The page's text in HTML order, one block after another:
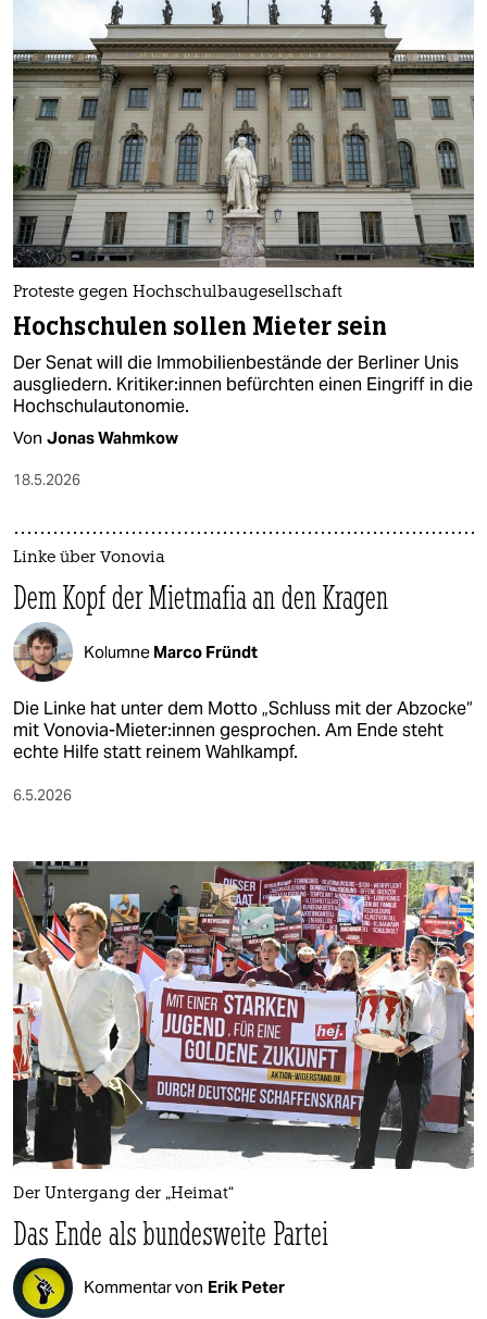
Proteste gegen Hochschulbaugesellschaft
Hochschulen sollen Mieter sein
Der Senat will die Immobilienbestände der Berliner Unis
ausgliedern. Kri­ti­ke­r:in­nen befürchten einen Eingriff in die
Hochschulautonomie.
Von Jonas Wahmkow
18.5.2026
Linke über Vonovia
Dem Kopf der Mietmafia an den Kragen
Kolumne Marco Fründt
Die Linke hat unter dem Motto „Schluss mit der Abzocke“
mit Vonovia-Mieter:innen gesprochen. Am Ende steht
echte Hilfe statt reinem Wahlkampf.
6.5.2026
Der Untergang der „Heimat“
Das Ende als bundesweite Partei
Kommentar von Erik Peter